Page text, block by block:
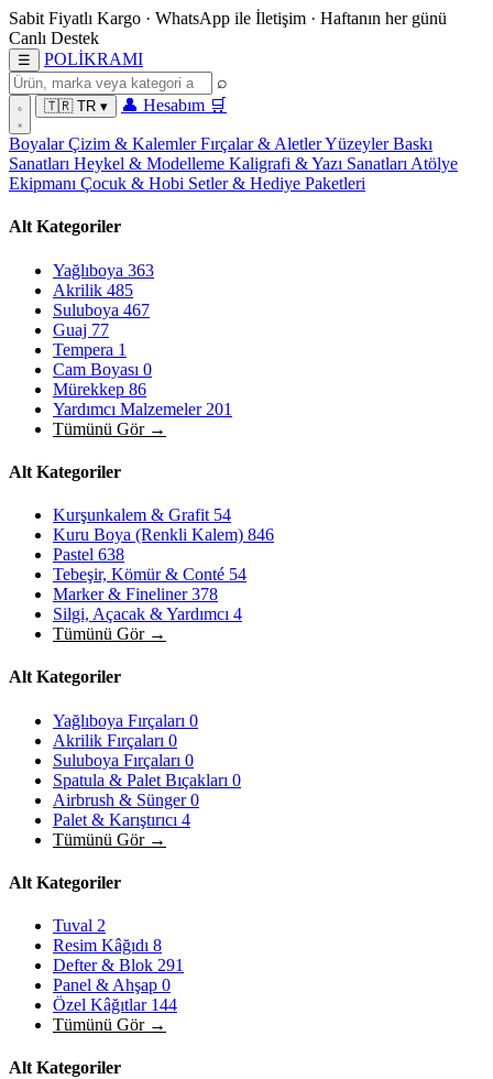
Sabit Fiyatlı Kargo · WhatsApp ile İletişim · Haftanın her günü
Canlı Destek
☰ POLİKRAMI
⌕
🇹🇷 TR ▾ 👤 Hesabım 🛒
BoyalarÇizim & KalemlerFırçalar & AletlerYüzeylerBaskı
Sanatları Heykel & Modelleme Kaligrafi & Yazı Sanatları Atölye
Ekipmanı Çocuk & Hobi Setler & Hediye Paketleri
Alt Kategoriler
Yağlıboya 363
Akrilik 485
Suluboya 467
Guaj 77
Tempera 1
Cam Boyası 0
Mürekkep 86
Yardımcı Malzemeler 201
Tümünü Gör →
Alt Kategoriler
Kurşunkalem & Grafit 54
Kuru Boya (Renkli Kalem) 846
Pastel 638
Tebeşir, Kömür & Conté 54
Marker & Fineliner378
Silgi, Açacak & Yardımcı 4
Tümünü Gör →
Alt Kategoriler
Yağlıboya Fırçaları 0
Akrilik Fırçaları 0
Suluboya Fırçaları 0
Spatula & Palet Bıçakları 0
Airbrush & Sünger0
Palet & Karıştırıcı 4
Tümünü Gör →
Alt Kategoriler
Tuval 2
Resim Kâğıdı 8
Defter & Blok 291
Panel & Ahşap 0
Özel Kâğıtlar 144
Tümünü Gör →
Alt Kategoriler